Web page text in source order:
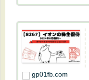
gp01fb.com